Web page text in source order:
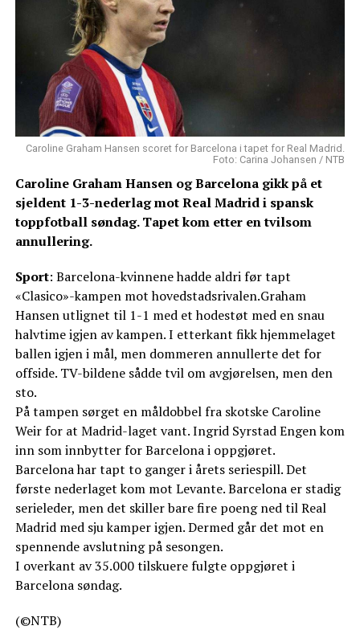
Caroline Graham Hansen scoret for Barcelona i tapet for Real Madrid.
Foto: Carina Johansen / NTB
Caroline Graham Hansen og Barcelona gikk på et
sjeldent 1-3-nederlag mot Real Madrid i spansk
toppfotball søndag. Tapet kom etter en tvilsom
annullering.
Sport: Barcelona-kvinnene hadde aldri før tapt
«Clasico»-kampen mot hovedstadsrivalen.Graham
Hansen utlignet til 1-1 med et hodestøt med en snau
halvtime igjen av kampen. I etterkant fikk hjemmelaget
ballen igjen i mål, men dommeren annullerte det for
offside. TV-bildene sådde tvil om avgjørelsen, men den
sto.
På tampen sørget en måldobbel fra skotske Caroline
Weir for at Madrid-laget vant. Ingrid Syrstad Engen kom
inn som innbytter for Barcelona i oppgjøret.
Barcelona har tapt to ganger i årets seriespill. Det
første nederlaget kom mot Levante. Barcelona er stadig
serieleder, men det skiller bare fire poeng ned til Real
Madrid med sju kamper igjen. Dermed går det mot en
spennende avslutning på sesongen.
I overkant av 35.000 tilskuere fulgte oppgjøret i
Barcelona søndag.
(©NTB)